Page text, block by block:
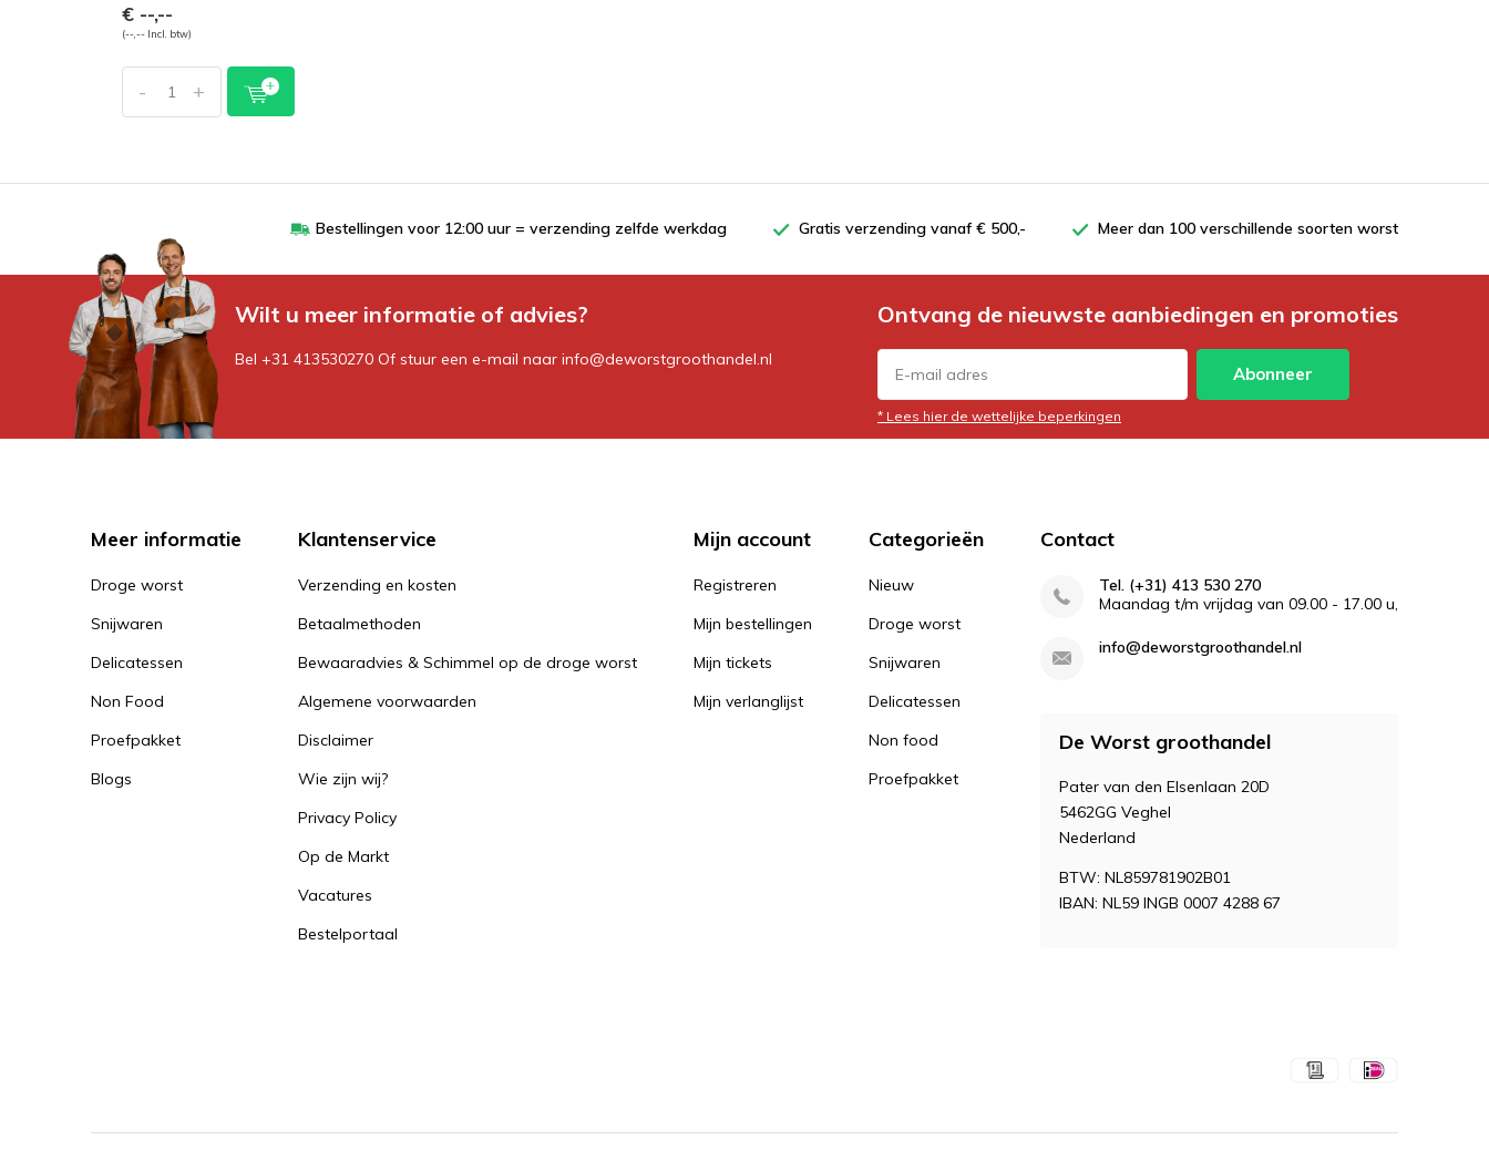
€ --,--
(--,-- Incl. btw)
- +
Bestellingen voor 12:00 uur = verzending zelfde werkdag Gratis verzending vanaf € 500,- Meer dan 100 verschillende soorten worst
Wilt u meer informatie of advies?
Bel +31 413530270 Of stuur een e-mail naar info@deworstgroothandel.nl
Ontvang de nieuwste aanbiedingen en promoties
Abonneer
* Lees hier de wettelijke beperkingen
Meer informatie
Droge worst
Snijwaren
Delicatessen
Non Food
Proefpakket
Blogs
Klantenservice
Verzending en kosten
Betaalmethoden
Bewaaradvies & Schimmel op de droge worst
Algemene voorwaarden
Disclaimer
Wie zijn wij?
Privacy Policy
Op de Markt
Vacatures
Bestelportaal
Mijn account
Registreren
Mijn bestellingen
Mijn tickets
Mijn verlanglijst
Categorieën
Nieuw
Droge worst
Snijwaren
Delicatessen
Non food
Proefpakket
Contact
Tel. (+31) 413 530 270
Maandag t/m vrijdag van 09.00 - 17.00 u,
info@deworstgroothandel.nl
De Worst groothandel
Pater van den Elsenlaan 20D
5462GG Veghel
Nederland
BTW: NL859781902B01
IBAN: NL59 INGB 0007 4288 67